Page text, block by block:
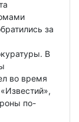
за
В
во время
по-